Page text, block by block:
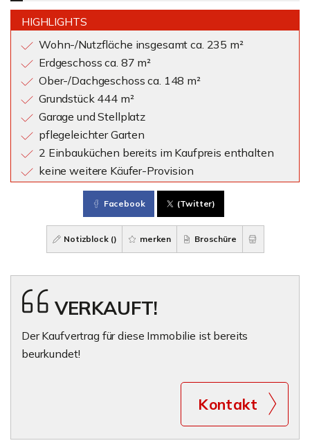
HIGHLIGHTS
Wohn-/Nutzfläche insgesamt ca. 235 m²
Erdgeschoss ca. 87 m²
Ober-/Dachgeschoss ca. 148 m²
Grundstück 444 m²
Garage und Stellplatz
pflegeleichter Garten
2 Einbauküchen bereits im Kaufpreis enthalten
keine weitere Käufer-Provision
Facebook (Twitter)
Notizblock () merken Broschüre
VERKAUFT!
Der Kaufvertrag für diese Immobilie ist bereits
beurkundet!
Kontakt